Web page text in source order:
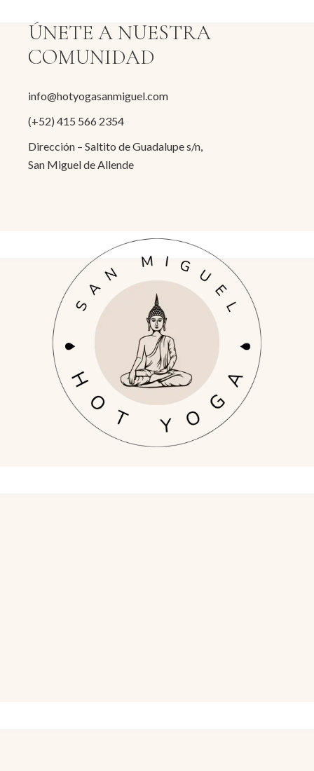
ÚNETE A NUESTRA
COMUNIDAD
info@hotyogasanmiguel.com
(+52) 415 566 2354
Dirección – Saltito de Guadalupe s/n,
San Miguel de Allende